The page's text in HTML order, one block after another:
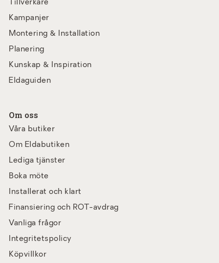
Tillverkare
Kampanjer
Montering & Installation
Planering
Kunskap & Inspiration
Eldaguiden
Om oss
Våra butiker
Om Eldabutiken
Lediga tjänster
Boka möte
Installerat och klart
Finansiering och ROT-avdrag
Vanliga frågor
Integritetspolicy
Köpvillkor